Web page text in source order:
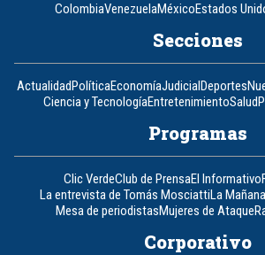
ColombiaVenezuelaMéxicoEstados
Secciones
ActualidadPolíticaEconomíaJudicialDeportes
Ciencia y TecnologíaEntretenimientoSalud
Programas
Clic VerdeClub de PrensaEl Informativo
La entrevista de Tomás MosciattiLa Mañana
Mesa de periodistasMujeres de Ataque
Corporativo